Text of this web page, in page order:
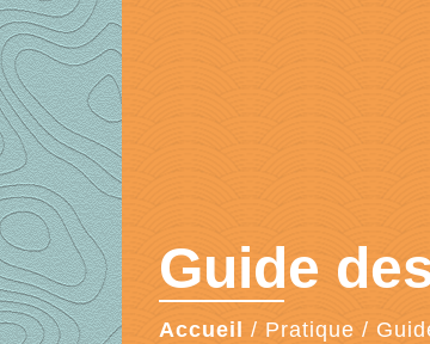
Guide
Accueil / Pratique /